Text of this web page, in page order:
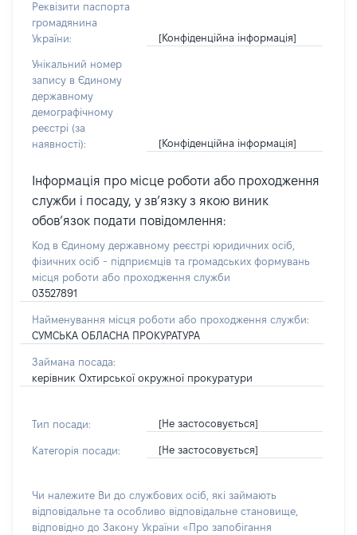
Реквізити паспорта
громадянина
України:
[Конфіденційна інформація]
Унікальний номер
запису в Єдиному
державному
демографічному
реєстрі (за
наявності):
[Конфіденційна інформація]
Інформація про місце роботи або проходження
служби і посаду, у зв’язку з якою виник
обов’язок подати повідомлення:
Код в Єдиному державному реєстрі юридичних осіб,
фізичних осіб - підприємців та громадських формувань
місця роботи або проходження служби
03527891
Найменування місця роботи або проходження служби:
СУМСЬКА ОБЛАСНА ПРОКУРАТУРА
Займана посада:
керівник Охтирської окружної прокуратури
Тип посади: [Не застосовується]
Категорія посади: [Не застосовується]
Чи належите Ви до службових осіб, які займають
відповідальне та особливо відповідальне становище,
відповідно до Закону України «Про запобігання